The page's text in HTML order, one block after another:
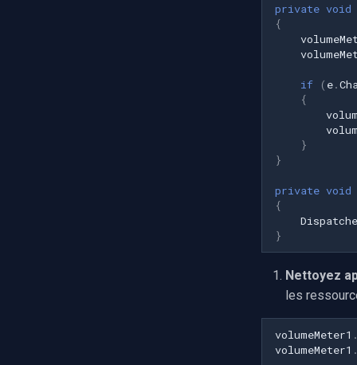
private void
{
if ( e.
{
}
}
private void
{
}
Nettoyez
les
volumeMeter1 .
volumeMeter1 .